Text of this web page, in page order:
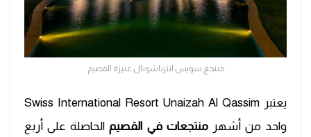
منتجع سويس انترناشونال عنيزة القصيم
يعتبر Swiss International Resort Unaizah Al Qassim
واحد من أشهر منتجعات في القصيمالحاصلة على أربع